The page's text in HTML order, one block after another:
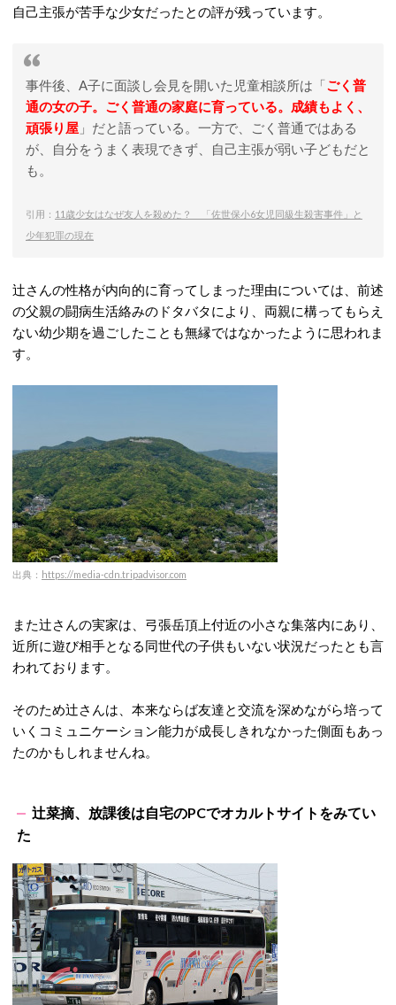
自己主張が苦手な少女だったとの評が残っています。
事件後、A子に面談し会見を開いた児童相談所は「ごく普
通の女の子。ごく普通の家庭に育っている。成績もよく、
頑張り屋 」だと語っている。一方で、ごく普通ではある
が、自分をうまく表現できず、自己主張が弱い子どもだと
も。
引用： 11歳少女はなぜ友人を殺めた？ 「佐世保小6女児同級生殺害事件」と
少年犯罪の現在
辻さんの性格が内向的に育ってしまった理由については、前述
の父親の闘病生活絡みのドタバタにより、両親に構ってもらえ
ない幼少期を過ごしたことも無縁ではなかったように思われま
す。
出典： https://media-cdn.tripadvisor.com
また辻さんの実家は、弓張岳頂上付近の小さな集落内にあり、
近所に遊び相手となる同世代の子供もいない状況だったとも言
われております。
そのため辻さんは、本来ならば友達と交流を深めながら培って
いくコミュニケーション能力が成長しきれなかった側面もあっ
たのかもしれませんね。
辻菜摘、放課後は自宅のPCでオカルトサイトをみてい
た